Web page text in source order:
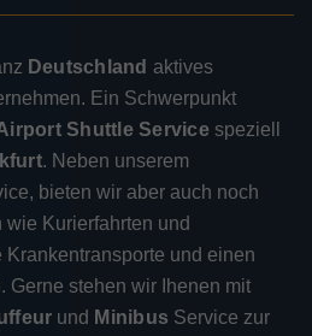
Deutschland aktives
Ein Schwerpunkt
Shuttle Service speziell
. Neben unserem
bieten wir aber auch noch
Kurierfahrten und
und einen
Gerne stehen wir Ihenen mit
und Minibus Service zur